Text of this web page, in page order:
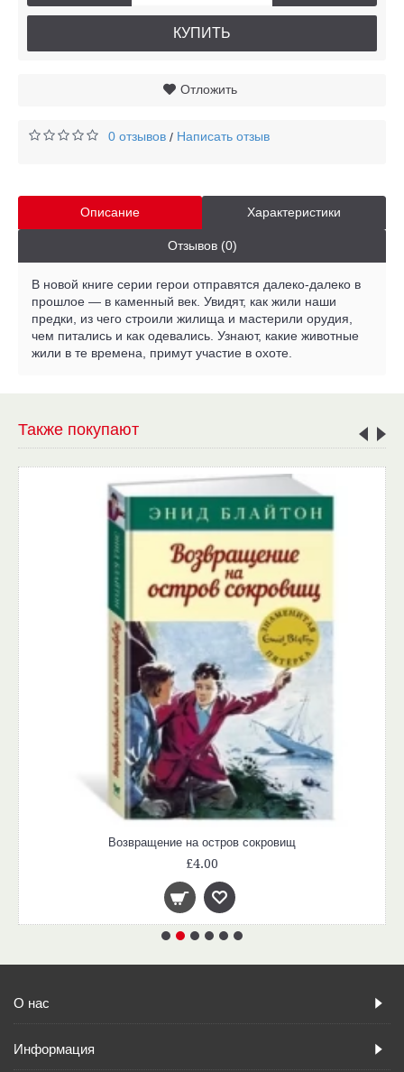
КУПИТЬ
Отложить
0 отзывов / Написать отзыв
Описание Характеристики
Отзывов (0)
В новой книге серии герои отправятся далеко-далеко в
прошлое — в каменный век. Увидят, как жили наши
предки, из чего строили жилища и мастерили орудия,
чем питались и как одевались. Узнают, какие животные
жили в те времена, примут участие в охоте.
Также покупают
Возвращение на остров сокровищ
£4.00
О нас
Информация